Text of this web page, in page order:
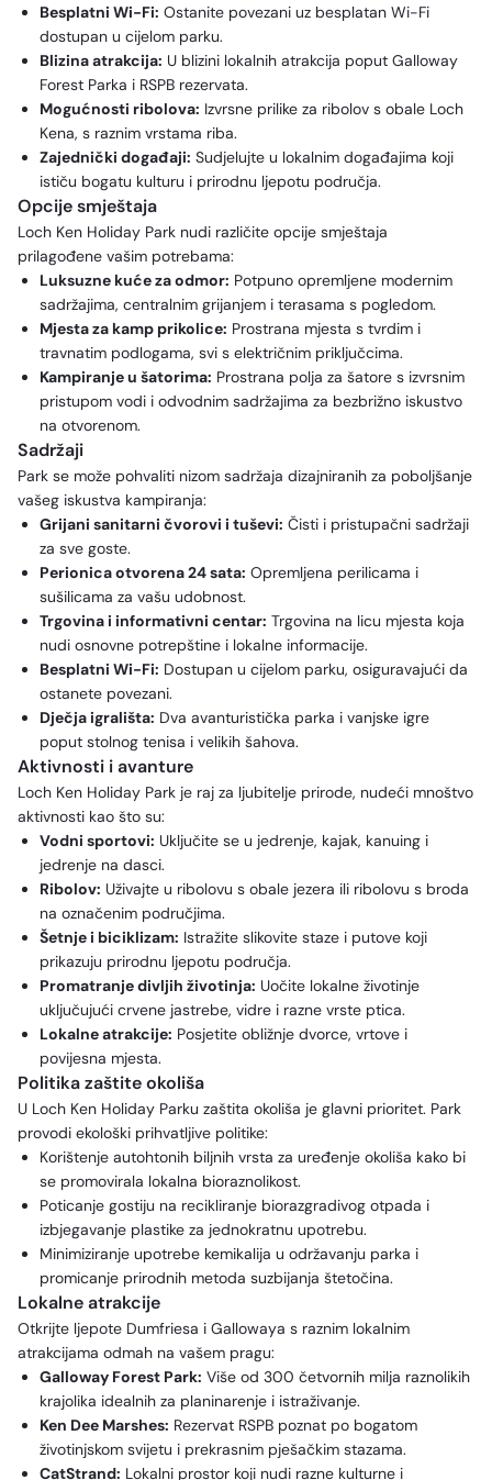
Besplatni Wi-Fi: Ostanite povezani uz besplatan Wi-Fi
dostupan u cijelom parku.
Blizina atrakcija: U blizini lokalnih atrakcija poput Galloway
Forest Parka i RSPB rezervata.
Mogućnosti ribolova: Izvrsne prilike za ribolov s obale Loch
Kena, s raznim vrstama riba.
Zajednički događaji: Sudjelujte u lokalnim događajima koji
ističu bogatu kulturu i prirodnu ljepotu područja.
Opcije smještaja
Loch Ken Holiday Park nudi različite opcije smještaja
prilagođene vašim potrebama:
Luksuzne kuće za odmor: Potpuno opremljene modernim
sadržajima, centralnim grijanjem i terasama s pogledom.
Mjesta za kamp prikolice: Prostrana mjesta s tvrdim i
travnatim podlogama, svi s električnim priključcima.
Kampiranje u šatorima: Prostrana polja za šatore s izvrsnim
pristupom vodi i odvodnim sadržajima za bezbrižno iskustvo
na otvorenom.
Sadržaji
Park se može pohvaliti nizom sadržaja dizajniranih za poboljšanje
vašeg iskustva kampiranja:
Grijani sanitarni čvorovi i tuševi: Čisti i pristupačni sadržaji
za sve goste.
Perionica otvorena 24 sata: Opremljena perilicama i
sušilicama za vašu udobnost.
Trgovina i informativni centar: Trgovina na licu mjesta koja
nudi osnovne potrepštine i lokalne informacije.
Besplatni Wi-Fi: Dostupan u cijelom parku, osiguravajući da
ostanete povezani.
Dječja igrališta: Dva avanturistička parka i vanjske igre
poput stolnog tenisa i velikih šahova.
Aktivnosti i avanture
Loch Ken Holiday Park je raj za ljubitelje prirode, nudeći mnoštvo
aktivnosti kao što su:
Vodni sportovi: Uključite se u jedrenje, kajak, kanuing i
jedrenje na dasci.
Ribolov: Uživajte u ribolovu s obale jezera ili ribolovu s broda
na označenim područjima.
Šetnje i biciklizam: Istražite slikovite staze i putove koji
prikazuju prirodnu ljepotu područja.
Promatranje divljih životinja: Uočite lokalne životinje
uključujući crvene jastrebe, vidre i razne vrste ptica.
Lokalne atrakcije: Posjetite obližnje dvorce, vrtove i
povijesna mjesta.
Politika zaštite okoliša
U Loch Ken Holiday Parku zaštita okoliša je glavni prioritet. Park
provodi ekološki prihvatljive politike:
Korištenje autohtonih biljnih vrsta za uređenje okoliša kako bi
se promovirala lokalna bioraznolikost.
Poticanje gostiju na recikliranje biorazgradivog otpada i
izbjegavanje plastike za jednokratnu upotrebu.
Minimiziranje upotrebe kemikalija u održavanju parka i
promicanje prirodnih metoda suzbijanja štetočina.
Lokalne atrakcije
Otkrijte ljepote Dumfriesa i Gallowaya s raznim lokalnim
atrakcijama odmah na vašem pragu:
Galloway Forest Park: Više od 300 četvornih milja raznolikih
krajolika idealnih za planinarenje i istraživanje.
Ken Dee Marshes: Rezervat RSPB poznat po bogatom
životinjskom svijetu i prekrasnim pješačkim stazama.
CatStrand: Lokalni prostor koji nudi razne kulturne i